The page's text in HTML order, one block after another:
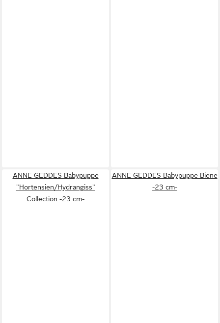
ANNE GEDDES Babypuppe
"Hortensien/Hydrangiss"
Collection -23 cm-
ANNE GEDDES Babypuppe Biene
-23 cm-